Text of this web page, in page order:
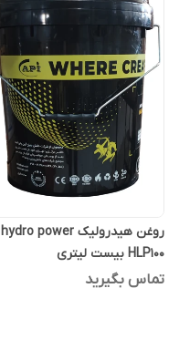
روغن هیدرولیک hydro power
HLP100 بیست لیتری
تماس بگیرید